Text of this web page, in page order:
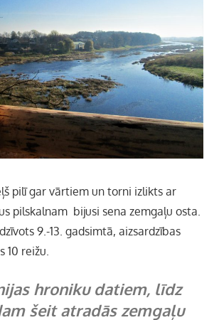
pilī gar vārtiem un torni izlikts ar
pilskalnam bijusi sena zemgaļu osta.
9.-13. gadsimtā, aizsardzības
10 reižu.
hroniku datiem, līdz
šeit atradās zemgaļu